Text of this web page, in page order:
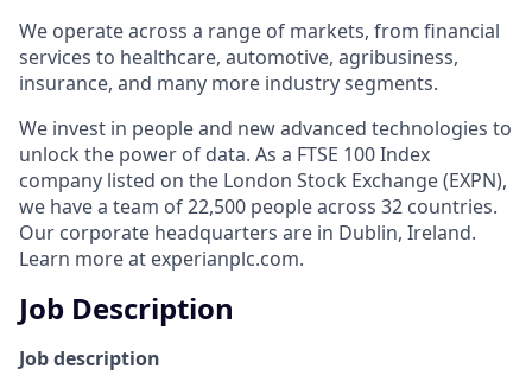
We operate across a range of markets, from financial
services to healthcare, automotive, agribusiness,
insurance, and many more industry segments.
We invest in people and new advanced technologies to
unlock the power of data. As a FTSE 100 Index
company listed on the London Stock Exchange (EXPN),
we have a team of 22,500 people across 32 countries.
Our corporate headquarters are in Dublin, Ireland.
Learn more at experianplc.com.
Job Description
Job description